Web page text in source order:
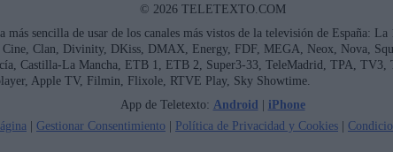
© 2026 TELETEXTO.COM
más sencilla de usar de los canales más vistos de la televisión de España:
Clan, Divinity, DKiss, DMAX, Energy, FDF, MEGA, Neox, Nova,
Castilla-La Mancha, ETB 1, ETB 2, Super3-33, TeleMadrid, TPA,
Apple TV, Filmin, Flixole, RTVE Play, Sky Showtime.
App de Teletexto: Android | iPhone
| Gestionar Consentimiento | Política de Privacidad y Cookies |